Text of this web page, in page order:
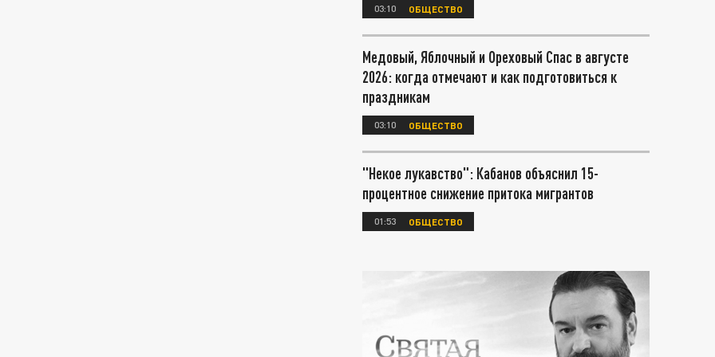
03:10 ОБЩЕСТВО
Медовый, Яблочный и Ореховый Спас в августе
2026: когда отмечают и как подготовиться к
праздникам
03:10 ОБЩЕСТВО
"Некое лукавство": Кабанов объяснил 15-
процентное снижение притока мигрантов
01:53 ОБЩЕСТВО